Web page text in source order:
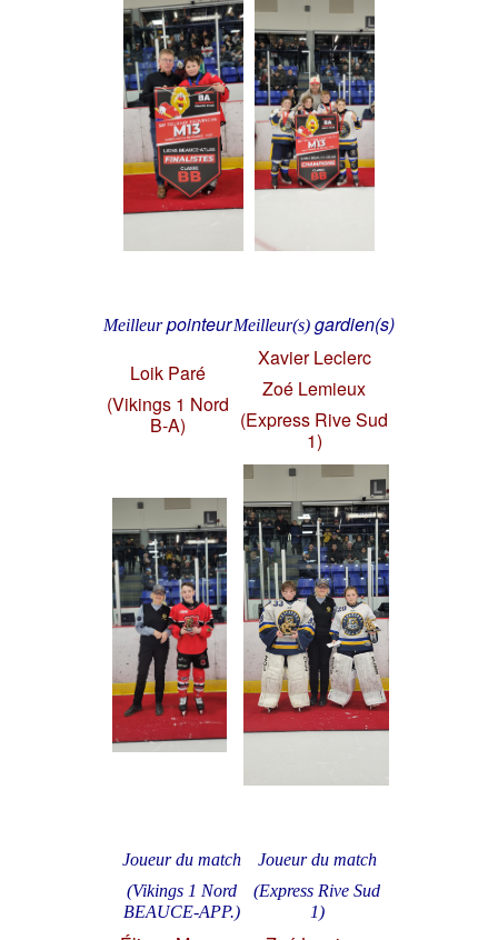
MeilleurpointeurMeilleur(s) gardien(s)
Loik Paré
(Vikings 1 Nord
B-A)
Xavier Leclerc
Zoé Lemieux
(Express Rive Sud
1)
Joueur du match
(Vikings 1 Nord
BEAUCE-APP.)
Joueur du match
(Express Rive Sud
1)